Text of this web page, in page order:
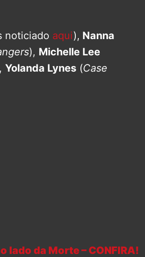
noticiado aqui), Nanna
), Michelle Lee
Yolanda Lynes (Case
da Morte – CONFIRA!